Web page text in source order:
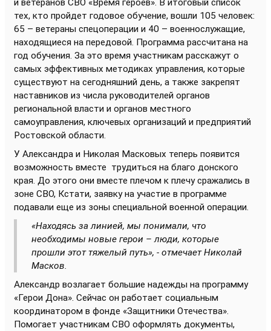
и ветеранов СВО «Время героев». В итоговый список
тех, кто пройдет годовое обучение, вошли 105 человек:
65 – ветераны спецоперации и 40 – военнослужащие,
находящиеся на передовой. Программа рассчитана на
год обучения. За это время участникам расскажут о
самых эффективных методиках управления, которые
существуют на сегодняшний день, а также закрепят
наставников из числа руководителей органов
региональной власти и органов местного
самоуправления, ключевых организаций и предприятий
Ростовской области.
У Александра и Николая Масковых теперь появится
возможность вместе трудиться на благо донского
края. До этого они вместе плечом к плечу сражались в
зоне СВО, Кстати, заявку на участие в программе
подавали еще из зоны специальной военной операции.
«Находясь за линией, мы понимали, что
необходимы новые герои – люди, которые
прошли этот тяжелый путь», - отмечает Николай
Масков.
Александр возлагает большие надежды на программу
«Герои Дона». Сейчас он работает социальным
координатором в фонде «Защитники Отечества».
Помогает участникам СВО оформлять документы,